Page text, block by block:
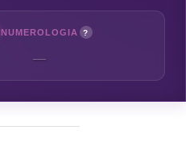
NUMEROLOGIA ?
—